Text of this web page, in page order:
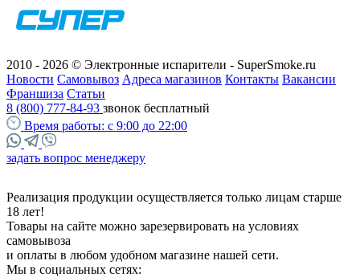
2010 - 2026 © Электронные испарители - SuperSmoke.ru
Новости Самовывоз Адреса магазинов Контакты Вакансии
Франшиза Статьи
8 (800) 777-84-93 звонок бесплатный
Время работы: с 9:00 до 22:00
задать вопрос менеджеру
Реализация продукции осуществляется только лицам старше
18 лет!
Товары на сайте можно зарезервировать на условиях
самовывоза
и оплаты в любом удобном магазине нашей сети.
Мы в социальных сетях: